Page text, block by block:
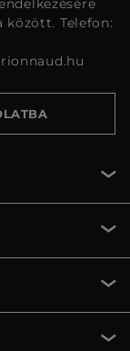
között. Telefon: